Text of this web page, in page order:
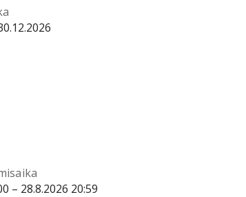
– 28.8.2026 20:59